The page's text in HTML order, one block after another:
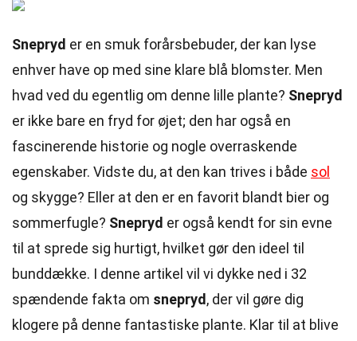
Snepryd er en smuk forårsbebuder, der kan lyse
enhver have op med sine klare blå blomster. Men
hvad ved du egentlig om denne lille plante? Snepryd
er ikke bare en fryd for øjet; den har også en
fascinerende historie og nogle overraskende
egenskaber. Vidste du, at den kan trives i både sol
og skygge? Eller at den er en favorit blandt bier og
sommerfugle? Snepryd er også kendt for sin evne
til at sprede sig hurtigt, hvilket gør den ideel til
bunddække. I denne artikel vil vi dykke ned i 32
spændende fakta om snepryd , der vil gøre dig
klogere på denne fantastiske plante. Klar til at blive